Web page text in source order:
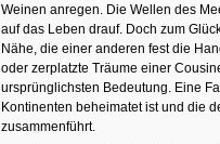
Weinen anregen. Die Wellen des
auf das Leben drauf. Doch zum
Nähe, die einer anderen fest die
oder zerplatzte Träume einer
ursprünglichsten Bedeutung. Eine
Kontinenten beheimatet ist und die
zusammenführt.